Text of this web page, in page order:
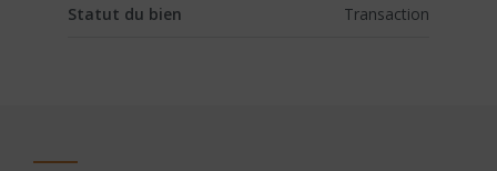
Statut du bien Transaction